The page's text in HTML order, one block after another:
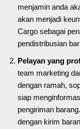
menjamin anda
akan menjadi
Cargo sebagai
pendistribusian
Pelayan yang
team marketing
dengan ramah,
siap
pengiriman
dengan kirim